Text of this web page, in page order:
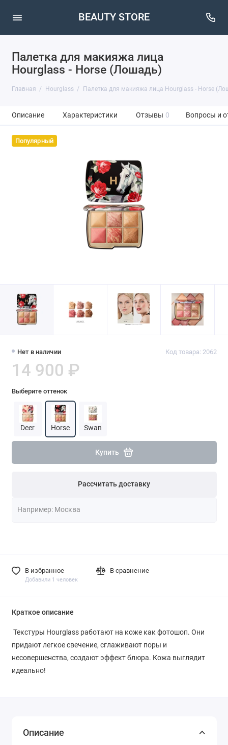
BEAUTY STORE
Палетка для макияжа лица
Hourglass - Horse (Лошадь)
Главная Hourglass Палетка для макияжа лица Hourglass - Horse
Описание Характеристики Отзывы 0 Вопросы и
Популярный
Нет в наличии Код товара: 2062
14 900 ₽
Выберите оттенок
Deer Horse Swan
Купить
Рассчитать доставку
В избранное
Добавили 1 человек
В сравнение
Краткое описание
Текстуры Hourglass работают на коже как фотошоп. Они
придают легкое свечение, сглаживают поры и
несовершенства, создают эффект блюра. Кожа выглядит
идеально!
Описание